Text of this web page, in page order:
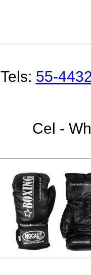
Tels: 55-
Cel -